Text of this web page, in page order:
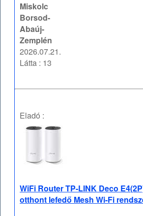
Miskolc
Borsod-
Abaúj-
Zemplén
2026.07.21.
Látta : 13
Eladó :
WiFi Router TP-LINK Deco
otthont lefedő Mesh Wi-Fi